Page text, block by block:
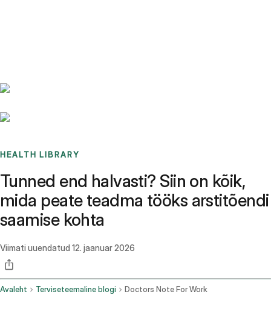
HEALTH LIBRARY
Tunned end halvasti? Siin on kõik,
mida peate teadma tööks arstitõendi
saamise kohta
Viimati uuendatud 12. jaanuar 2026
Avaleht Terviseteemaline blogi Doctors Note For Work